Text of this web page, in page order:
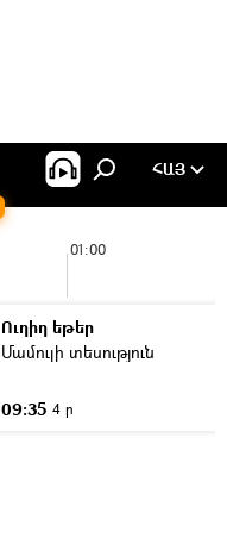
ՀԱՅ
01:00
Ուղիղ եթեր
Մամուլի տեսություն
09:35 4 ր